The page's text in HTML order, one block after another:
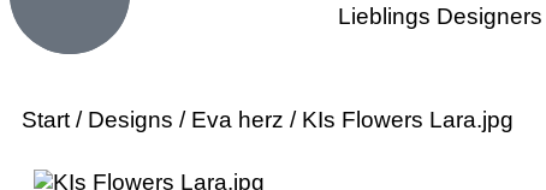
Lieblings Designers
Start / Designs / Eva herz / KIs Flowers Lara.jpg